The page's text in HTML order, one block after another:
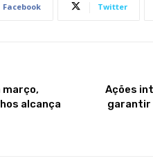
Facebook Twitter
março,
alcança
Ações
garantir